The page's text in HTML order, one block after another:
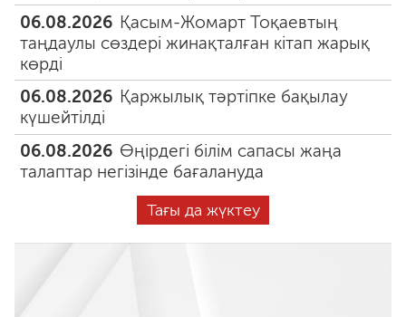
06.08.2026 Қасым-Жомарт Тоқаевтың
таңдаулы сөздері жинақталған кітап жарық
көрді
06.08.2026 Қаржылық тәртіпке бақылау
күшейтілді
06.08.2026 Өңірдегі білім сапасы жаңа
талаптар негізінде бағалануда
Тағы да жүктеу